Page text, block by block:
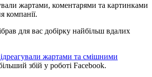
жартами, коментарями та картинками
компанії.
для вас добірку найбільш вдалих
жартами та смішними
збій у роботі Facebook.